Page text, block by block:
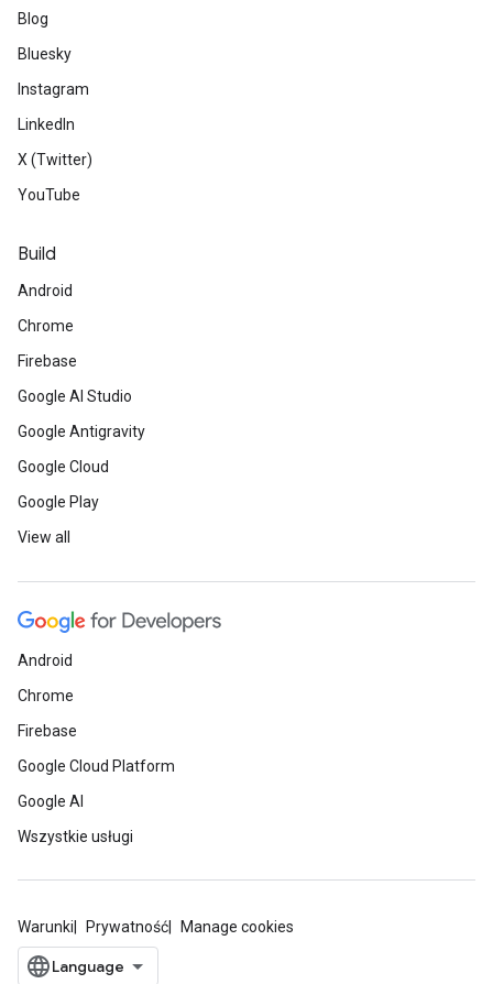
Blog
Bluesky
Instagram
LinkedIn
X (Twitter)
YouTube
Build
Android
Chrome
Firebase
Google AI Studio
Google Antigravity
Google Cloud
Google Play
View all
Android
Chrome
Firebase
Google Cloud Platform
Google AI
Wszystkie usługi
Warunki Prywatność Manage cookies